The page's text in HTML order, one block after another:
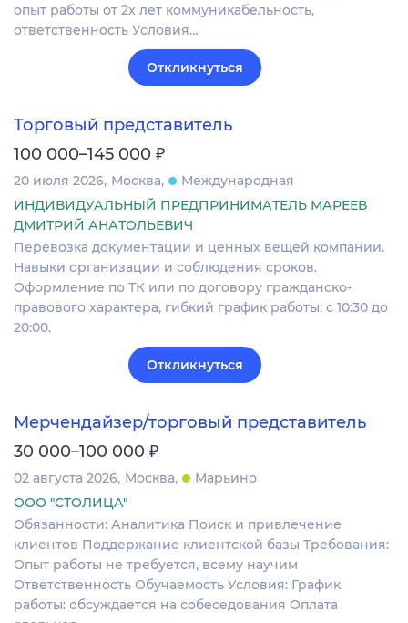
опыт работы от 2х лет коммуникабельность,
ответственность Условия…
Откликнуться
Торговый представитель
100 000–145 000 ₽
20 июля 2026 Москва
Международная
ИНДИВИДУАЛЬНЫЙ ПРЕДПРИНИМАТЕЛЬ МАРЕЕВ
ДМИТРИЙ АНАТОЛЬЕВИЧ
Перевозка документации и ценных вещей компании.
Навыки организации и соблюдения сроков.
Оформление по ТК или по договору гражданско-
правового характера, гибкий график работы: с 10:30 до
20:00.
Откликнуться
Мерчендайзер/торговый представитель
30 000–100 000 ₽
02 августа 2026 Москва
Марьино
ООО "СТОЛИЦА"
Обязанности: Аналитика Поиск и привлечение
клиентов Поддержание клиентской базы Требования:
Опыт работы не требуется, всему научим
Ответственность Обучаемость Условия: График
работы: обсуждается на собеседования Оплата